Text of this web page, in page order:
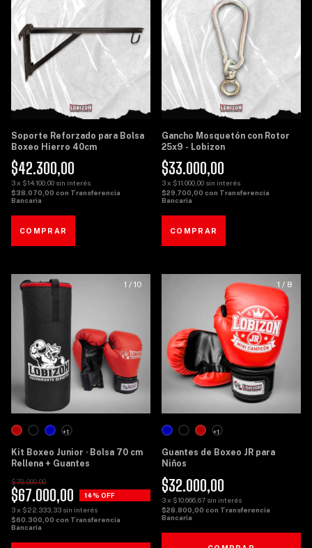
Soporte Reforzado para Bolsa
Boxeo Hierro 40cm
$42.300,00
3x $14.100,00 sin interés
$38.070,00 con Transferencia
Bancaria
Gancho Mosquetón con Rotor
25x9 - Lobizon
$33.000,00
3x $11.000,00 sin interés
$29.700,00 con Transferencia
Bancaria
1 / 10
Kit Boxeo Junior · Bolsa 70 cm
Rellena + Guantes
$67.000,00
$78.000,00
14% OFF
3x $22.333,33 sin interés
$60.300,00 con Transferencia
Bancaria
+1
1 / 8
Guantes de Boxeo JR para
Niños
$32.000,00
3x $10.666,67 sin interés
$28.800,00 con Transferencia
Bancaria
+1